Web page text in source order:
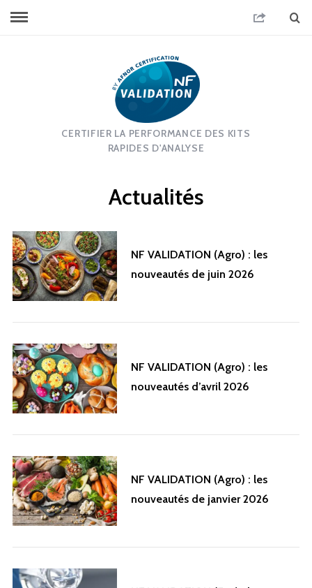
CERTIFIER LA PERFORMANCE DES KITS
RAPIDES D'ANALYSE
Actualités
NF VALIDATION (Agro) : les
nouveautés de juin 2026
NF VALIDATION (Agro) : les
nouveautés d’avril 2026
NF VALIDATION (Agro) : les
nouveautés de janvier 2026